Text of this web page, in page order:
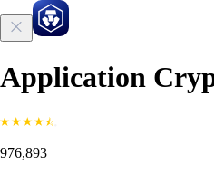
Application
976,893